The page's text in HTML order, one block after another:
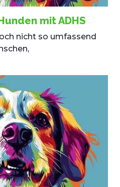
mit ADHS
nicht so umfassend